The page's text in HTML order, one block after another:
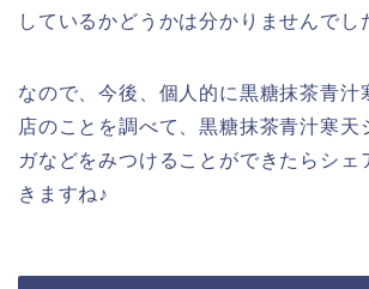
しているかどうかは分かりませんでし
なので、今後、個人的に黒糖抹茶青汁
店のことを調べて、黒糖抹茶青汁寒天
ガなどをみつけることができたらシェ
きますね♪